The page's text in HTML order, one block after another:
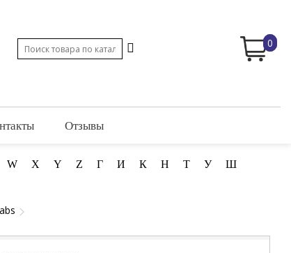
0
Отзывы
W X Y Z Г И К Н Т У Ш